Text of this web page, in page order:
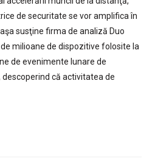
de securitate se vor amplifica în
susţine firma de analiză Duo
milioane de dispozitive folosite la
de evenimente lunare de
că activitatea de